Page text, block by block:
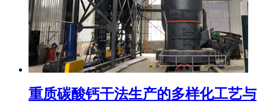
重质碳酸钙干法生产的多样化工艺与